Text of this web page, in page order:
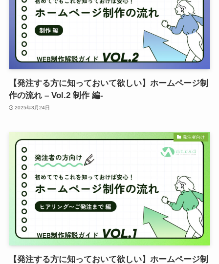
【発注する方に知っておいて欲しい】ホームページ制
作の流れ – Vol.2 制作 編-
2025年3月24日
発注者向け
【発注する方に知っておいて欲しい】ホームページ制